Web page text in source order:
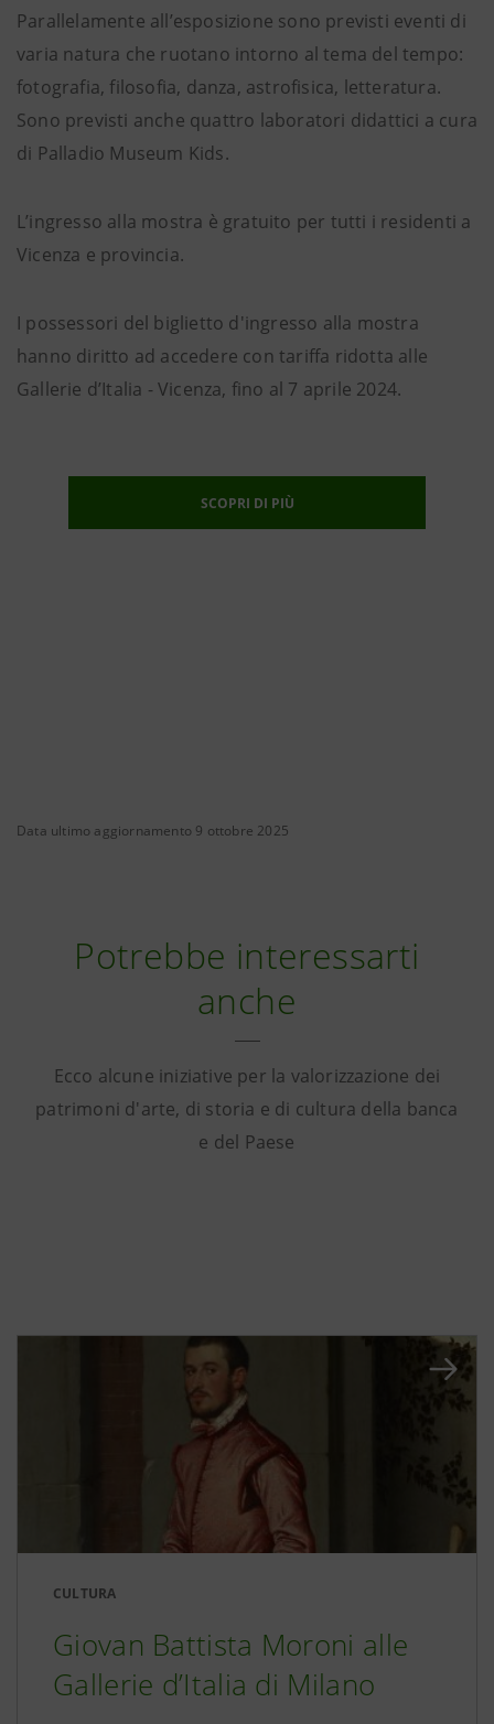
Parallelamente all’esposizione sono previsti eventi di
varia natura che ruotano intorno al tema del tempo:
fotografia, filosofia, danza, astrofisica, letteratura.
Sono previsti anche quattro laboratori didattici a cura
di Palladio Museum Kids.
L’ingresso alla mostra è gratuito per tutti i residenti a
Vicenza e provincia.
I possessori del biglietto d'ingresso alla mostra
hanno diritto ad accedere con tariffa ridotta alle
Gallerie d’Italia - Vicenza, fino al 7 aprile 2024.
SCOPRI DI PIÙ
Data ultimo aggiornamento 9 ottobre 2025
Potrebbe interessarti
anche
Ecco alcune iniziative per la valorizzazione dei
patrimoni d'arte, di storia e di cultura della banca
e del Paese
CULTURA
Giovan Battista Moroni alle
Gallerie d’Italia di Milano